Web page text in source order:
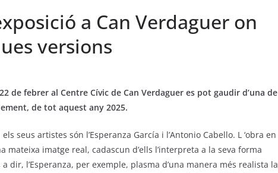
a Can Verdaguer on
versions
de febrer al Centre Cívic de Can Verdaguer es pot gaudir d’una de
de tot aquest any 2025.
seus artistes són l’Esperanza García i l’Antonio Cabello. L ‘obra en
mateixa imatge real, cadascun d’ells l’interpreta a la seva forma
dir, l’Esperanza, per exemple, plasma d’una manera més realista la